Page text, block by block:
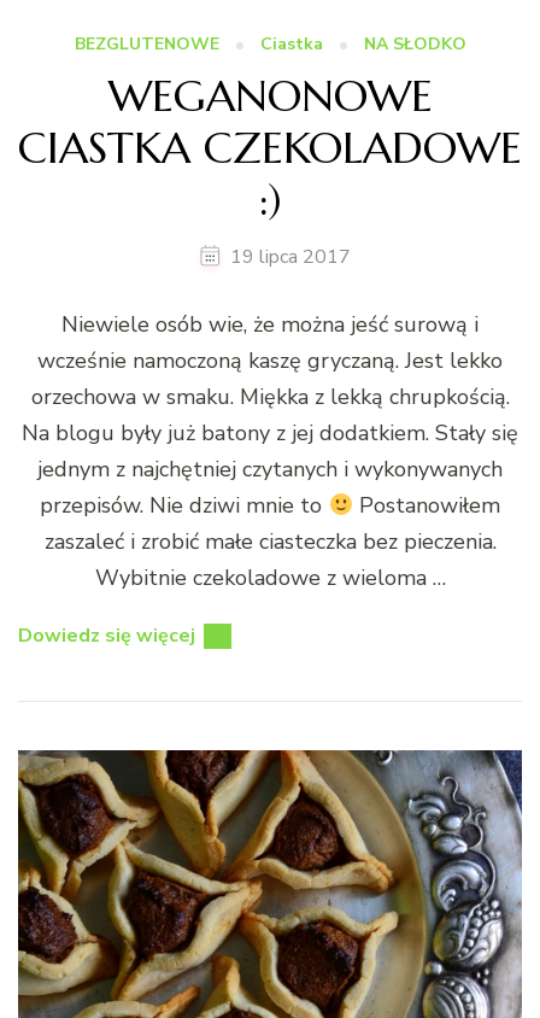
BEZGLUTENOWE Ciastka NA SŁODKO
WEGANONOWE
CIASTKA CZEKOLADOWE
:)
19 lipca 2017
Niewiele osób wie, że można jeść surową i
wcześnie namoczoną kaszę gryczaną. Jest lekko
orzechowa w smaku. Miękka z lekką chrupkością.
Na blogu były już batony z jej dodatkiem. Stały się
jednym z najchętniej czytanych i wykonywanych
przepisów. Nie dziwi mnie to
Postanowiłem
zaszaleć i zrobić małe ciasteczka bez pieczenia.
Wybitnie czekoladowe z wieloma …
Dowiedz się więcej